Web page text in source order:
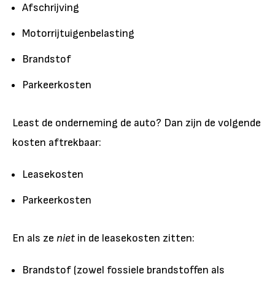
Afschrijving
Motorrijtuigenbelasting
Brandstof
Parkeerkosten
Least de onderneming de auto? Dan zijn de volgende
kosten aftrekbaar:
Leasekosten
Parkeerkosten
En als ze niet in de leasekosten zitten:
Brandstof (zowel fossiele brandstoffen als